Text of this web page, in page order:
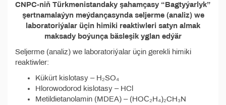
CNPC-niň Türkmenistandaky şahamçasy “Bagtyýarlyk”
şertnamalaýyn meýdançasynda seljerme (analiz) we
laboratoriýalar üçin himiki reaktiwleri satyn almak
maksady boýunça bäsleşik yglan edýär
Seljerme (analiz) we laboratoriýalar üçin gerekli himiki
reaktiwler:
Kükürt kislotasy – H₂SO₄
Hlorowodorod kislotasy – HCl
Metildietanolamin (MDEA) – (HOС₂H₄)₂CH₃N